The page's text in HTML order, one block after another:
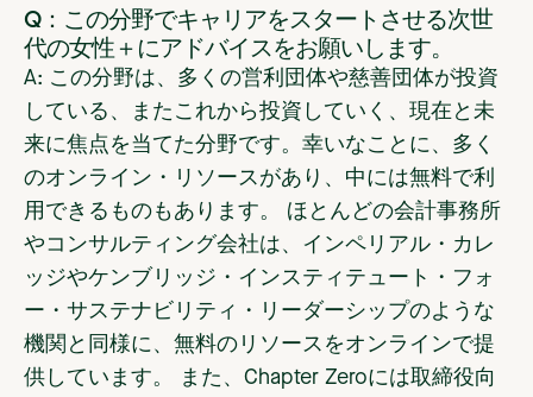
Q：この分野でキャリアをスタートさせる次世
代の女性＋にアドバイスをお願いします。
A: この分野は、多くの営利団体や慈善団体が投資
している、またこれから投資していく、現在と未
来に焦点を当てた分野です。幸いなことに、多く
のオンライン・リソースがあり、中には無料で利
用できるものもあります。 ほとんどの会計事務所
やコンサルティング会社は、インペリアル・カレ
ッジやケンブリッジ・インスティテュート・フォ
ー・サステナビリティ・リーダーシップのような
機関と同様に、無料のリソースをオンラインで提
供しています。 また、Chapter Zeroには取締役向